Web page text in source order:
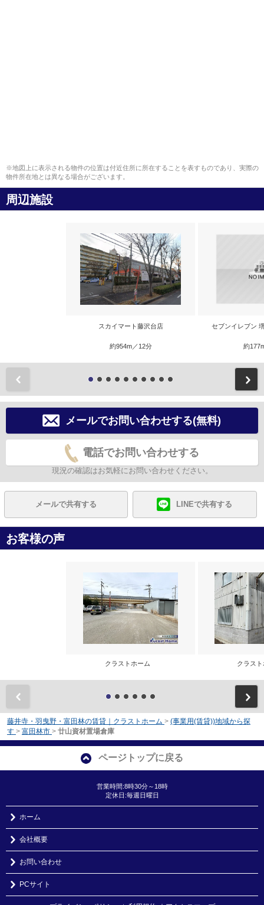
※地図上に表示される物件の位置は付近住所に所在することを表すものであり、実際の
物件所在地とは異なる場合がございます。
周辺施設
スカイマート藤沢台店
約954m／12分
セブンイレブン
約
メールでお問い合わせする(無料)
電話でお問い合わせする
現況の確認はお気軽にお問い合わせください。
メールで共有する LINEで共有する
お客様の声
クラストホーム クラス
藤井寺・羽曳野・富田林の賃貸｜クラストホーム > (事業用(賃貸))地域から探
す > 富田林市 > 廿山資材置場倉庫
ページトップに戻る
営業時間:8時30分～18時
定休日:毎週日曜日
ホーム
会社概要
お問い合わせ
PCサイト